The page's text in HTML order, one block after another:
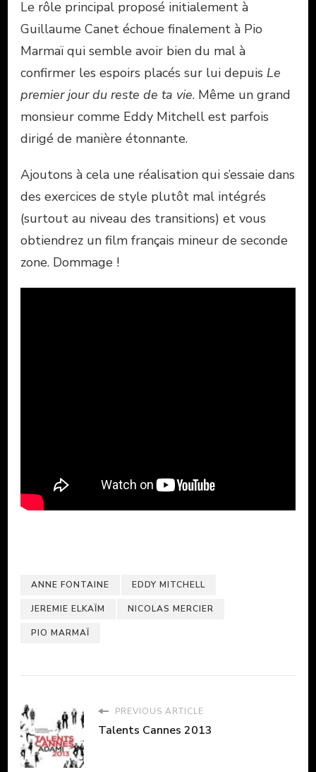
Le rôle principal proposé initialement à
Guillaume Canet échoue finalement à Pio
Marmaï qui semble avoir bien du mal à
confirmer les espoirs placés sur lui depuis Le
premier jour du reste de ta vie. Même un grand
monsieur comme Eddy Mitchell est parfois
dirigé de manière étonnante.
Ajoutons à cela une réalisation qui s’essaie dans
des exercices de style plutôt mal intégrés
(surtout au niveau des transitions) et vous
obtiendrez un film français mineur de seconde
zone. Dommage !
ANNE FONTAINE EDDY MITCHELL
JEREMIE ELKAÏM NICOLAS MERCIER
PIO MARMAÏ
PREVIOUS ARTICLE
Talents Cannes 2013